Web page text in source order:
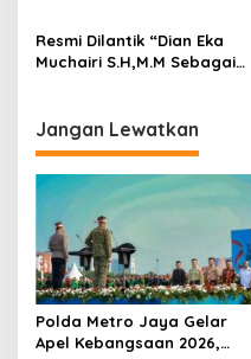
Tournamen Resmi Di Buka
Resmi Dilantik “Dian Eka
Muchairi S.H,M.M Sebagai
Tasyakur di Kediamannya
Jangan Lewatkan
Polda Metro Jaya Gelar
Apel Kebangsaan 2026,